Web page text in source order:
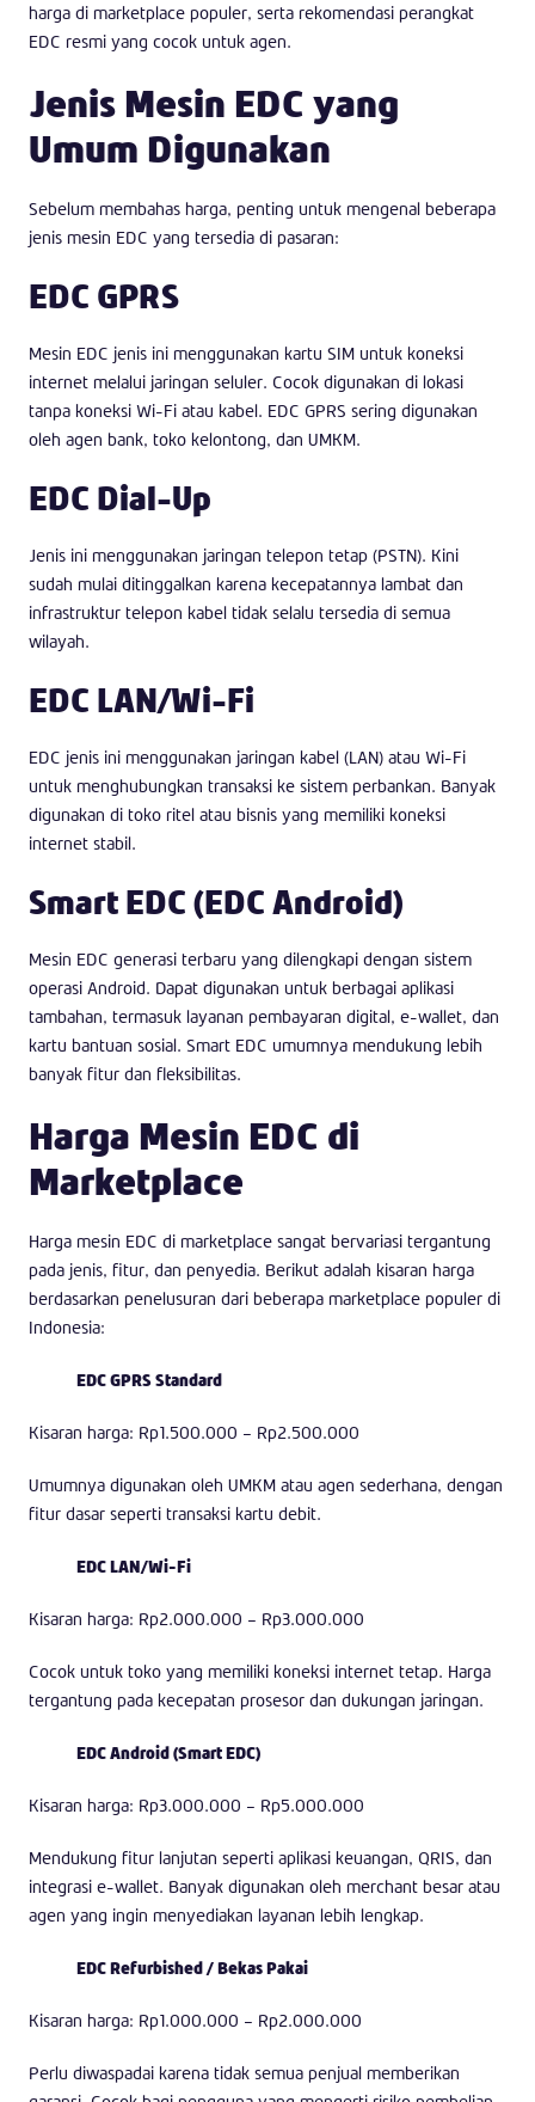
harga di marketplace populer, serta rekomendasi perangkat
EDC resmi yang cocok untuk agen.
Jenis Mesin EDC yang
Umum Digunakan
Sebelum membahas harga, penting untuk mengenal beberapa
jenis mesin EDC yang tersedia di pasaran:
EDC GPRS
Mesin EDC jenis ini menggunakan kartu SIM untuk koneksi
internet melalui jaringan seluler. Cocok digunakan di lokasi
tanpa koneksi Wi-Fi atau kabel. EDC GPRS sering digunakan
oleh agen bank, toko kelontong, dan UMKM.
EDC Dial-Up
Jenis ini menggunakan jaringan telepon tetap (PSTN). Kini
sudah mulai ditinggalkan karena kecepatannya lambat dan
infrastruktur telepon kabel tidak selalu tersedia di semua
wilayah.
EDC LAN/Wi-Fi
EDC jenis ini menggunakan jaringan kabel (LAN) atau Wi-Fi
untuk menghubungkan transaksi ke sistem perbankan. Banyak
digunakan di toko ritel atau bisnis yang memiliki koneksi
internet stabil.
Smart EDC (EDC Android)
Mesin EDC generasi terbaru yang dilengkapi dengan sistem
operasi Android. Dapat digunakan untuk berbagai aplikasi
tambahan, termasuk layanan pembayaran digital, e-wallet, dan
kartu bantuan sosial. Smart EDC umumnya mendukung lebih
banyak fitur dan fleksibilitas.
Harga Mesin EDC di
Marketplace
Harga mesin EDC di marketplace sangat bervariasi tergantung
pada jenis, fitur, dan penyedia. Berikut adalah kisaran harga
berdasarkan penelusuran dari beberapa marketplace populer di
Indonesia:
EDC GPRS Standard
Kisaran harga: Rp1.500.000 – Rp2.500.000
Umumnya digunakan oleh UMKM atau agen sederhana, dengan
fitur dasar seperti transaksi kartu debit.
EDC LAN/Wi-Fi
Kisaran harga: Rp2.000.000 – Rp3.000.000
Cocok untuk toko yang memiliki koneksi internet tetap. Harga
tergantung pada kecepatan prosesor dan dukungan jaringan.
EDC Android (Smart EDC)
Kisaran harga: Rp3.000.000 – Rp5.000.000
Mendukung fitur lanjutan seperti aplikasi keuangan, QRIS, dan
integrasi e-wallet. Banyak digunakan oleh merchant besar atau
agen yang ingin menyediakan layanan lebih lengkap.
EDC Refurbished / Bekas Pakai
Kisaran harga: Rp1.000.000 – Rp2.000.000
Perlu diwaspadai karena tidak semua penjual memberikan